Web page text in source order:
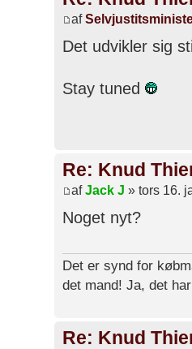
af
Det udvikler sig
Stay tuned
Re: Knud
afJack J » tors 16.
Noget nyt?
Det er synd for
det mand! Ja, det
Re: Knud